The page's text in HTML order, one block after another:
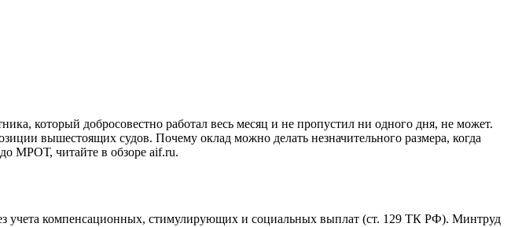
который добросовестно работал весь месяц и не пропустил ни одного дня, не может.
вышестоящих судов. Почему оклад можно делать незначительного размера, когда
МРОТ, читайте в обзоре aif.ru.
учета компенсационных, стимулирующих и социальных выплат (ст. 129 ТК РФ). Минтруд